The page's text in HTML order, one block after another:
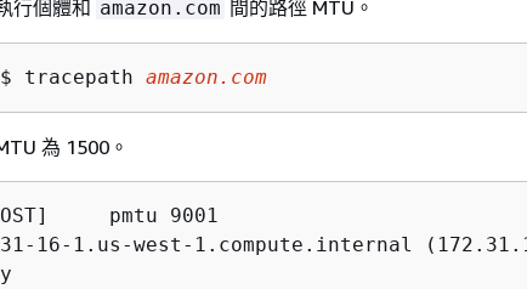
行個體和 amazon.com 間的路徑 MTU。
tracepath amazon.com
為 1500。
pmtu 9001
16-1.us-west-1.compute.internal